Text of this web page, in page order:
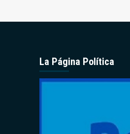
La Página Política